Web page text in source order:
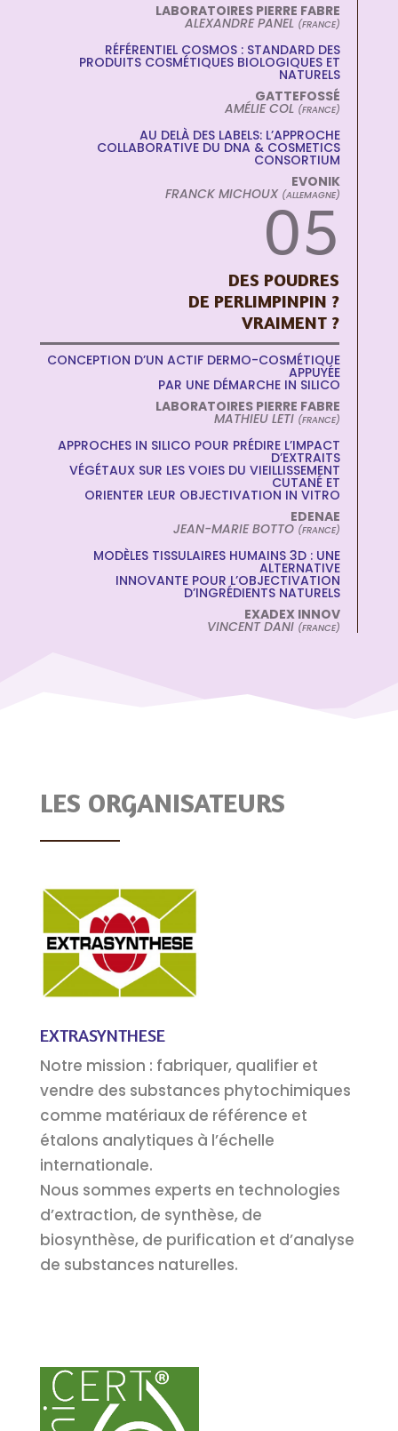
LABORATOIRES PIERRE FABRE
ALEXANDRE PANEL (FRANCE)
RÉFÉRENTIEL COSMOS : STANDARD DES
PRODUITS COSMÉTIQUES BIOLOGIQUES ET
NATURELS
GATTEFOSSÉ
AMÉLIE COL (FRANCE)
AU DELÀ DES LABELS: L’APPROCHE
COLLABORATIVE DU DNA & COSMETICS
CONSORTIUM
EVONIK
FRANCK MICHOUX (ALLEMAGNE)
05
DES POUDRES
DE PERLIMPINPIN ?
VRAIMENT ?
CONCEPTION D’UN ACTIF DERMO-COSMÉTIQUE
APPUYÉE
PAR UNE DÉMARCHE IN SILICO
LABORATOIRES PIERRE FABRE
MATHIEU LETI (FRANCE)
APPROCHES IN SILICO POUR PRÉDIRE L’IMPACT
D’EXTRAITS
VÉGÉTAUX SUR LES VOIES DU VIEILLISSEMENT
CUTANÉ ET
ORIENTER LEUR OBJECTIVATION IN VITRO
EDENAE
JEAN-MARIE BOTTO (FRANCE)
MODÈLES TISSULAIRES HUMAINS 3D : UNE
ALTERNATIVE
INNOVANTE POUR L’OBJECTIVATION
D’INGRÉDIENTS NATURELS
EXADEX INNOV
VINCENT DANI (FRANCE)
LES ORGANISATEURS
EXTRASYNTHESE
Notre mission : fabriquer, qualifier et
vendre des substances phytochimiques
comme matériaux de référence et
étalons analytiques à l’échelle
internationale.
Nous sommes experts en technologies
d’extraction, de synthèse, de
biosynthèse, de purification et d’analyse
de substances naturelles.